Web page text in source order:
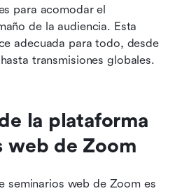
para acomodar el
de la audiencia. Esta
escalabilidad la hace adecuada para todo, desde
hasta transmisiones globales.
la plataforma
web de Zoom
seminarios web de Zoom es